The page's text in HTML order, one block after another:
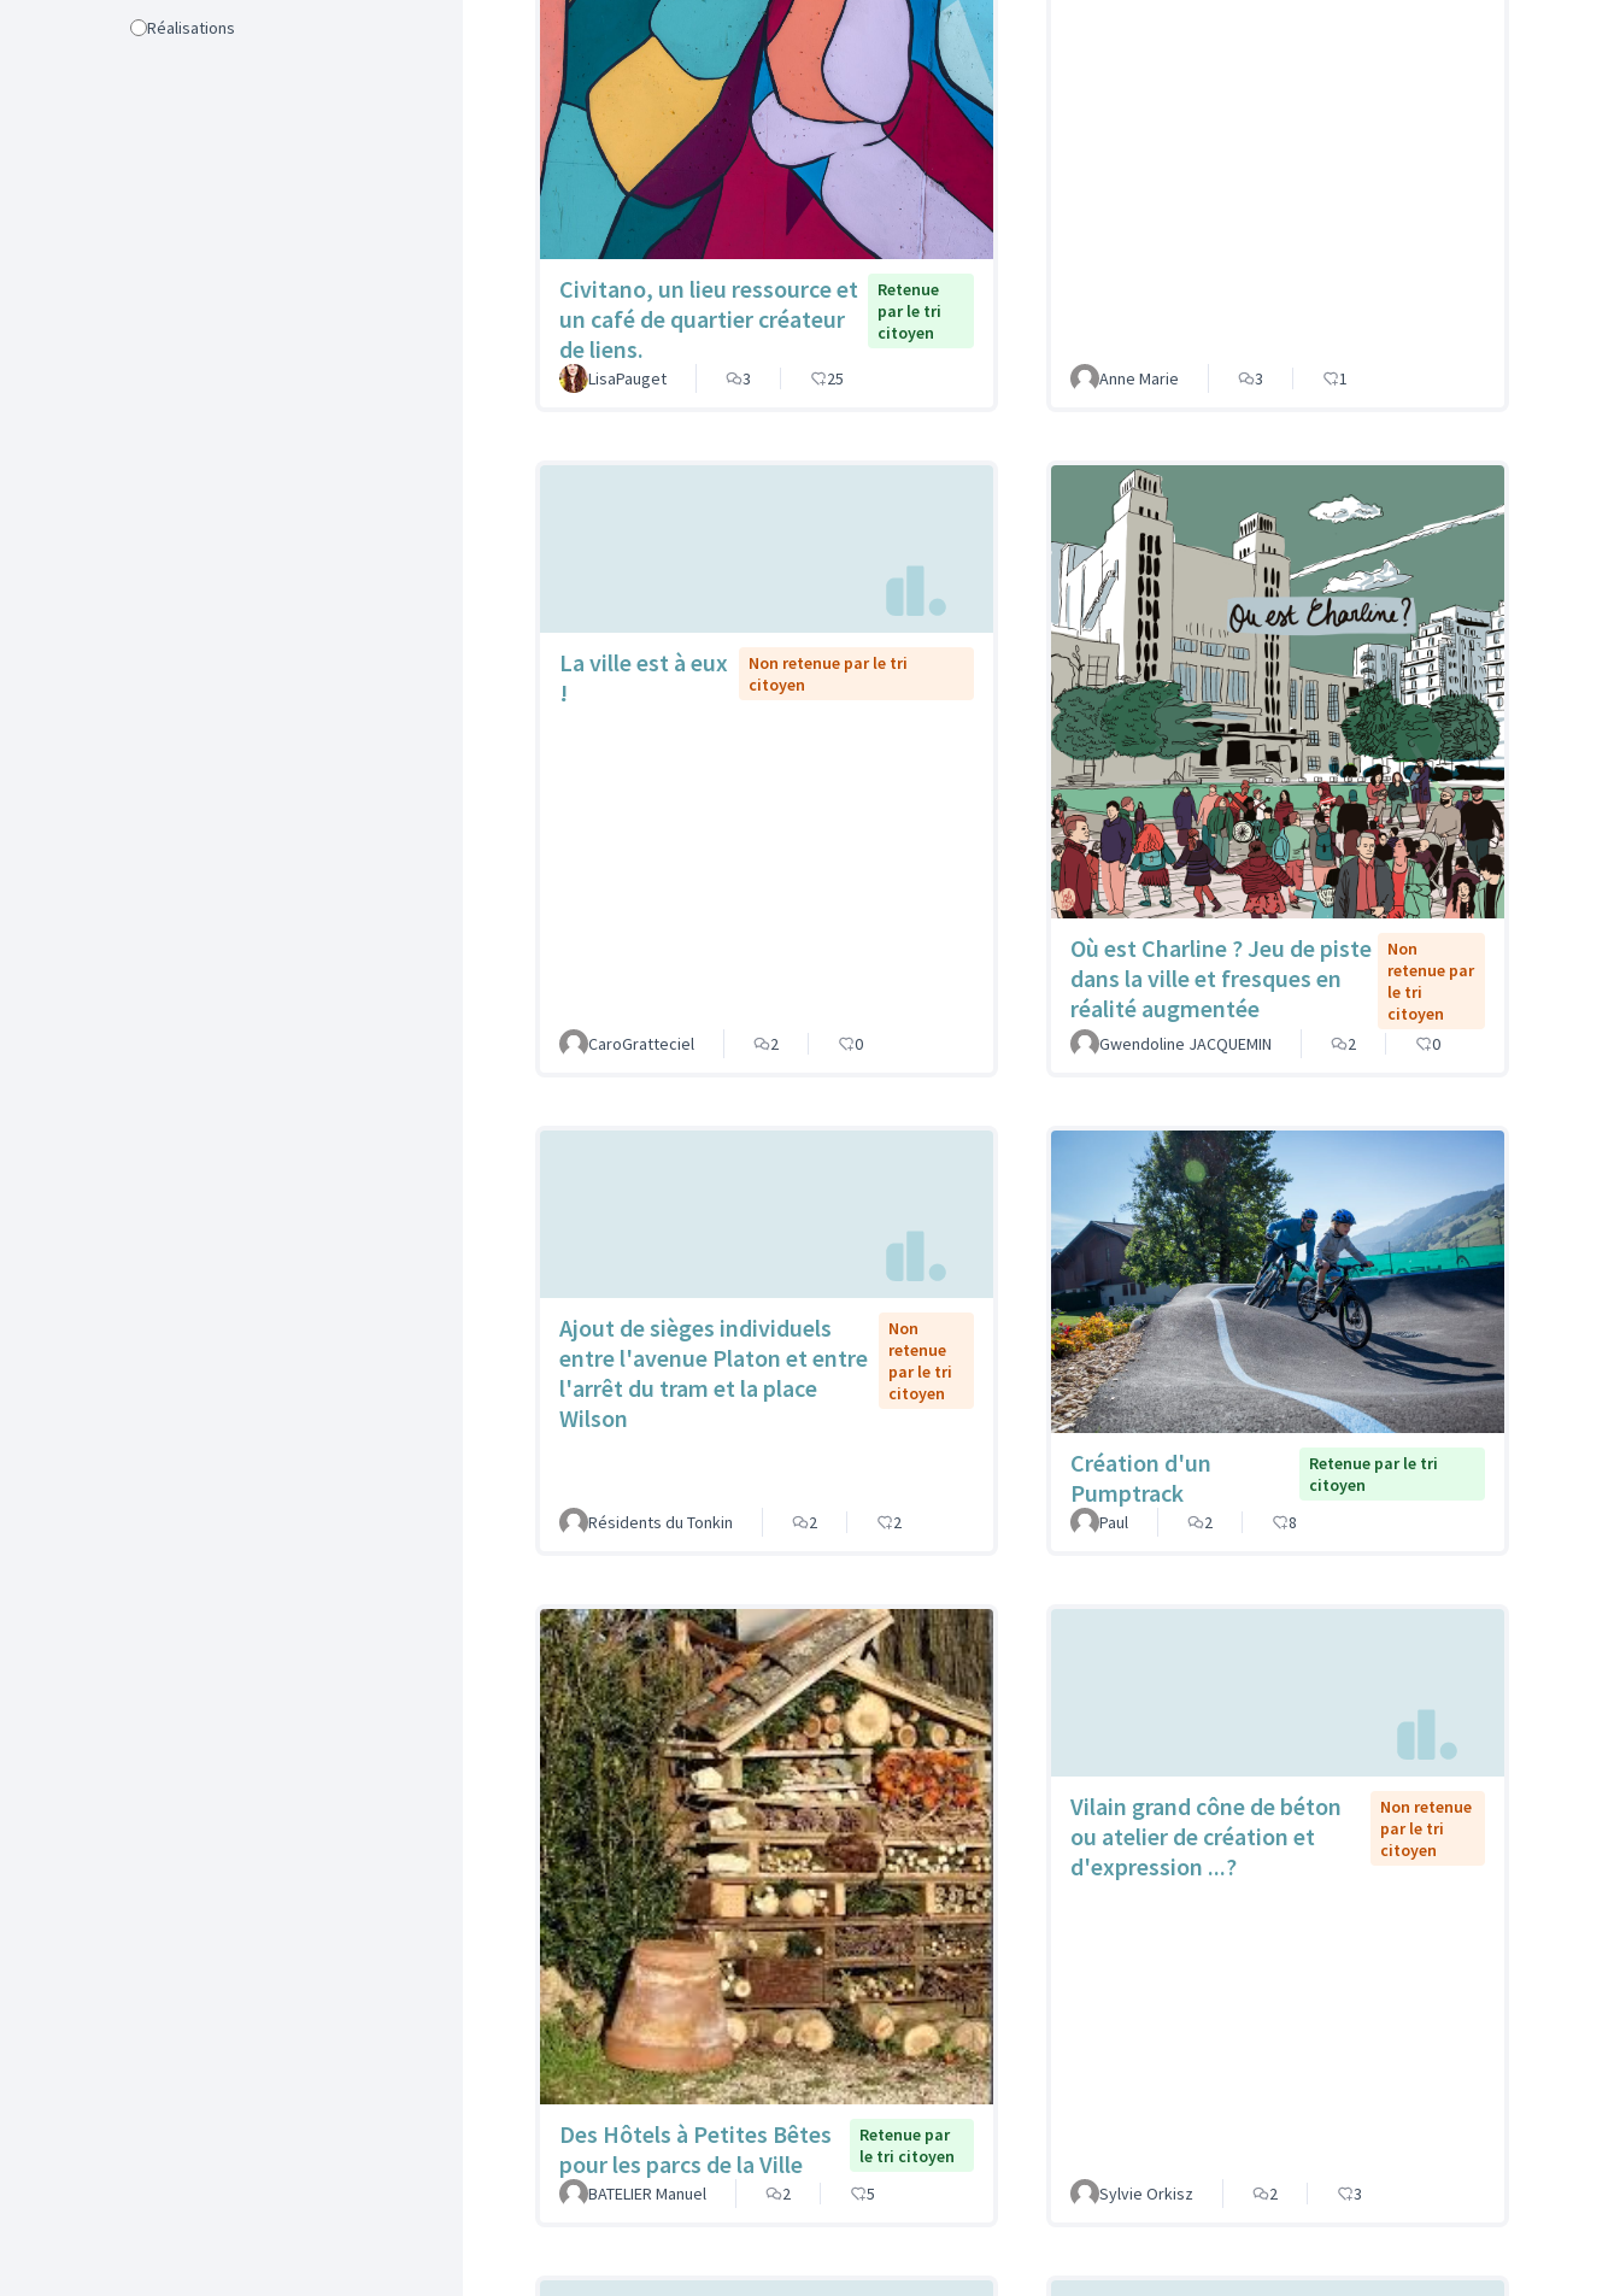
Réalisations
Civitano, un lieu ressource et
un café de quartier créateur
de liens.
Retenue
par le tri
citoyen
LisaPauget 3 25 Anne Marie 3 1
La ville est à eux
!
Non retenue par le tri
citoyen
CaroGratteciel 2 0
Où est Charline ? Jeu de piste
dans la ville et fresques en
réalité augmentée
Non
retenue par
le tri
citoyen
Gwendoline JACQUEMIN
2 0
Ajout de sièges individuels
entre l'avenue Platon et entre
l'arrêt du tram et la place
Wilson
Non
retenue
par le tri
citoyen
Résidents du Tonkin 2 2
Création d'un
Pumptrack
Retenue par le tri
citoyen
Paul
2 8
Des Hôtels à Petites Bêtes
pour les parcs de la Ville
Retenue par
le tri citoyen
BATELIER Manuel
2 5
Vilain grand cône de béton
ou atelier de création et
d'expression ...?
Non retenue
par le tri
citoyen
Sylvie Orkisz 2 3